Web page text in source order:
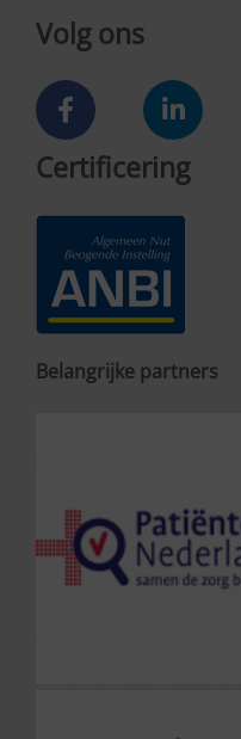
Volg ons
Certificering
Belangrijke partners